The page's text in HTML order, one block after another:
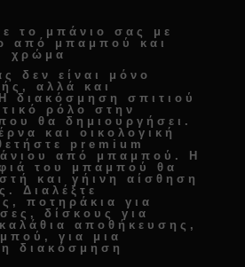
το μπάνιο σας με
από μπαμπού και
χρώμα
δεν είναι μόνο
αλλά και
διακόσμηση σπιτιού
ρόλο στην
θα δημιουργήσει.
και οικολογική
premium
από μπαμπού . Η
του μπαμπού θα
και γήινη αίσθηση
Διαλέξτε
ποτηράκια για
δίσκους για
αποθήκευσης ,
για μια
διακόσμηση